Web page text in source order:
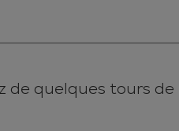
de quelques tours de